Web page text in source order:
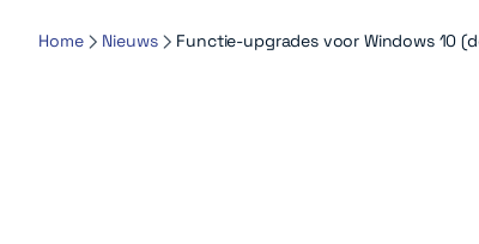
Home Nieuws Functie-upgrades voor Windows 10